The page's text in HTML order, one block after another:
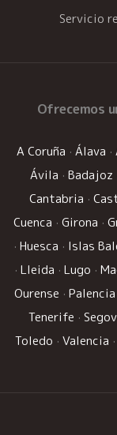
Servicio
Ofrecemos
A Coruña · Álava ·
Ávila · Badajoz
Cantabria ·
Cuenca · Girona ·
· Huesca · Islas
· Lleida · Lugo ·
Ourense · Palencia
Tenerife ·
Toledo · Valencia ·